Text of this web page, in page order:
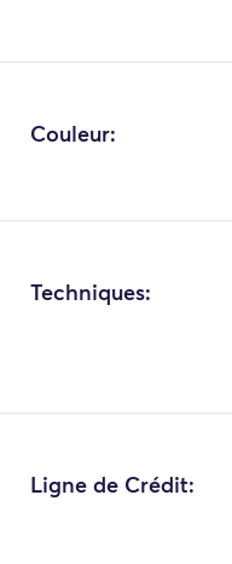
Couleur:
Techniques:
Ligne de Crédit: